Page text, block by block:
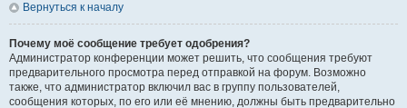
Вернуться к началу
Почему моё сообщение требует одобрения?
Администратор конференции может решить, что сообщения требуют
предварительного просмотра перед отправкой на форум. Возможно
также, что администратор включил вас в группу пользователей,
сообщения которых, по его или её мнению, должны быть предварительно